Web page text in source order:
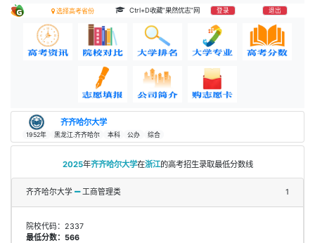
选择高考省份 Ctrl+D收藏“果然优志”网 登录 退出
齐齐哈尔大学
1952年 黑龙江.齐齐哈尔 本科 公办 综合
2025年齐齐哈尔大学在浙江的高考招生录取最低分数线
齐齐哈尔大学 工商管理类 1
院校代码：2337
最低分数：566